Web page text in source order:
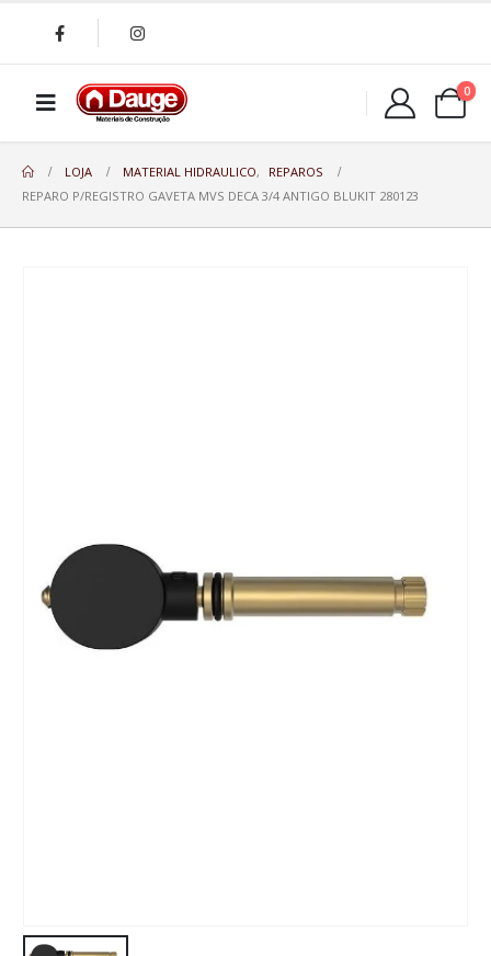
0
LOJA MATERIAL HIDRAULICO,
REPAROS
REPARO P/REGISTRO GAVETA MVS DECA 3/4 ANTIGO BLUKIT 280123